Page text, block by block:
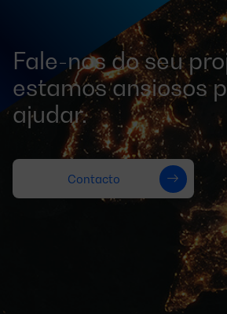
Fale-nos do seu
estamos ansiosos
ajudar.
Contacto